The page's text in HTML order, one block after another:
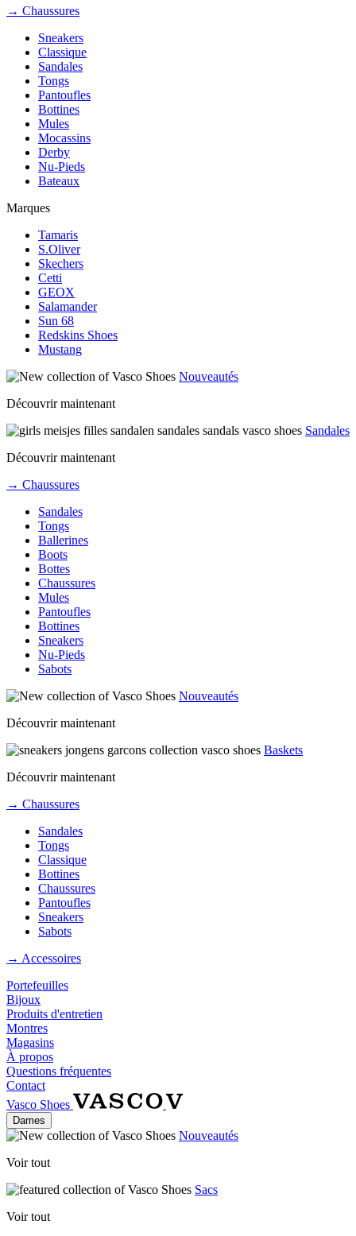
→ Chaussures
Sneakers
Classique
Sandales
Tongs
Pantoufles
Bottines
Mules
Mocassins
Derby
Nu-Pieds
Bateaux
Marques
Tamaris
S.Oliver
Skechers
Cetti
GEOX
Salamander
Sun 68
Redskins Shoes
Mustang
Nouveautés
Découvrir maintenant
Sandales
Découvrir maintenant
→ Chaussures
Sandales
Tongs
Ballerines
Boots
Bottes
Chaussures
Mules
Pantoufles
Bottines
Sneakers
Nu-Pieds
Sabots
Nouveautés
Découvrir maintenant
Baskets
Découvrir maintenant
→ Chaussures
Sandales
Tongs
Classique
Bottines
Chaussures
Pantoufles
Sneakers
Sabots
→ Accessoires
Portefeuilles
Bijoux
Produits d'entretien
Montres
Magasins
À propos
Questions fréquentes
Contact
Vasco Shoes
Dames
Nouveautés
Voir tout
Sacs
Voir tout